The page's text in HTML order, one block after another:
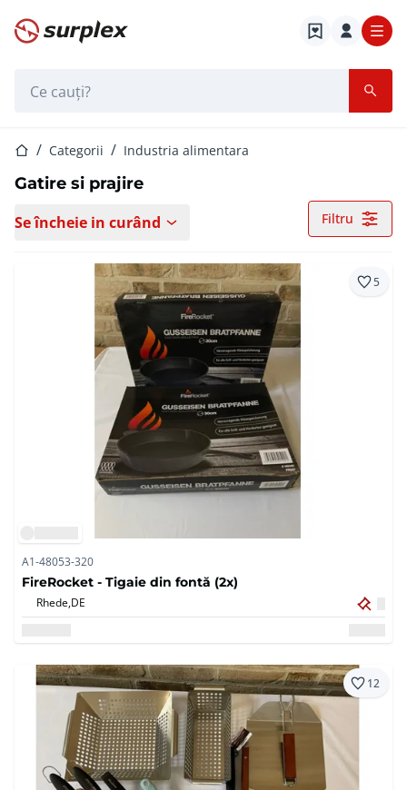
Pagina de start
Pagina de start
Categorii Industria alimentara
Gatire si prajire
Se încheie in curând Filtru
5
A1-48053-320
FireRocket - Tigaie din fontă (2x)
Rhede,DE
12